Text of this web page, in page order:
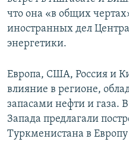
что она «в общих
иностранных дел
энергетики.
Европа, США, Россия и
влияние в регионе,
запасами нефти и газа.
Запада предлагали
Туркменистана в